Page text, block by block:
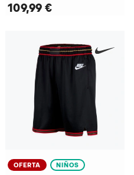
109,99 €
OFERTA NIÑOS